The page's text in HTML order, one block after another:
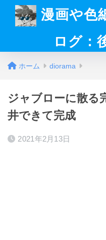
漫画や色
ログ：
ホーム diorama
ジャブローに散
井できて完成
2021年2月13日